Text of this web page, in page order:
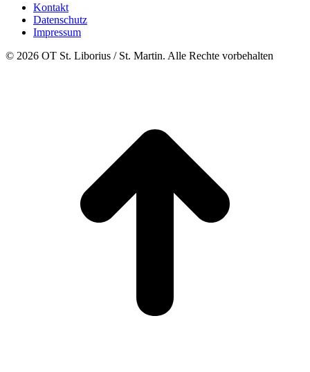
Kontakt
Datenschutz
Impressum
© 2026 OT St. Liborius / St. Martin. Alle Rechte vorbehalten